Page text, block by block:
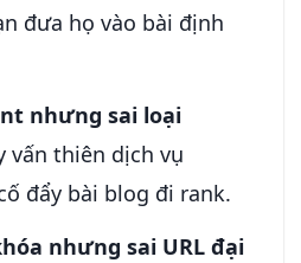
đưa họ vào bài định
nhưng sai loại
vấn thiên dịch vụ
đẩy bài blog đi rank.
nhưng sai URL đại